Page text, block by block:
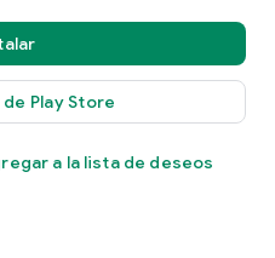
Play Store
a la lista de deseos